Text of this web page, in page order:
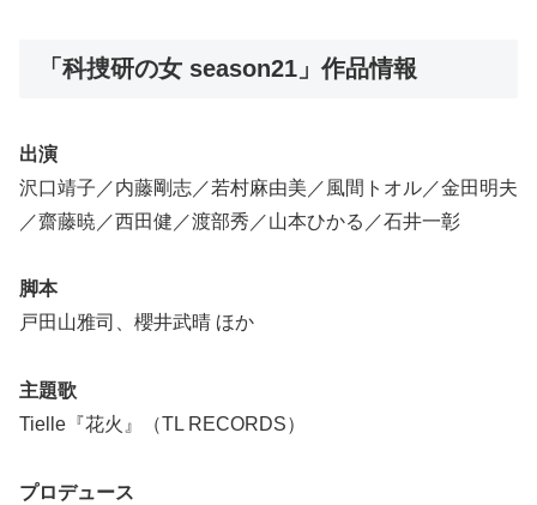
「科捜研の女 season21」作品情報
出演
沢口靖子／内藤剛志／若村麻由美／風間トオル／金田明夫
／齋藤暁／西田健／渡部秀／山本ひかる／石井一彰
脚本
戸田山雅司、櫻井武晴 ほか
主題歌
Tielle『花火』（TL RECORDS）
プロデュース